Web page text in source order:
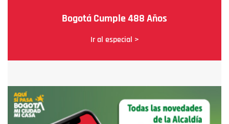
Bogotá Cumple 488 Años
Ir al especial >